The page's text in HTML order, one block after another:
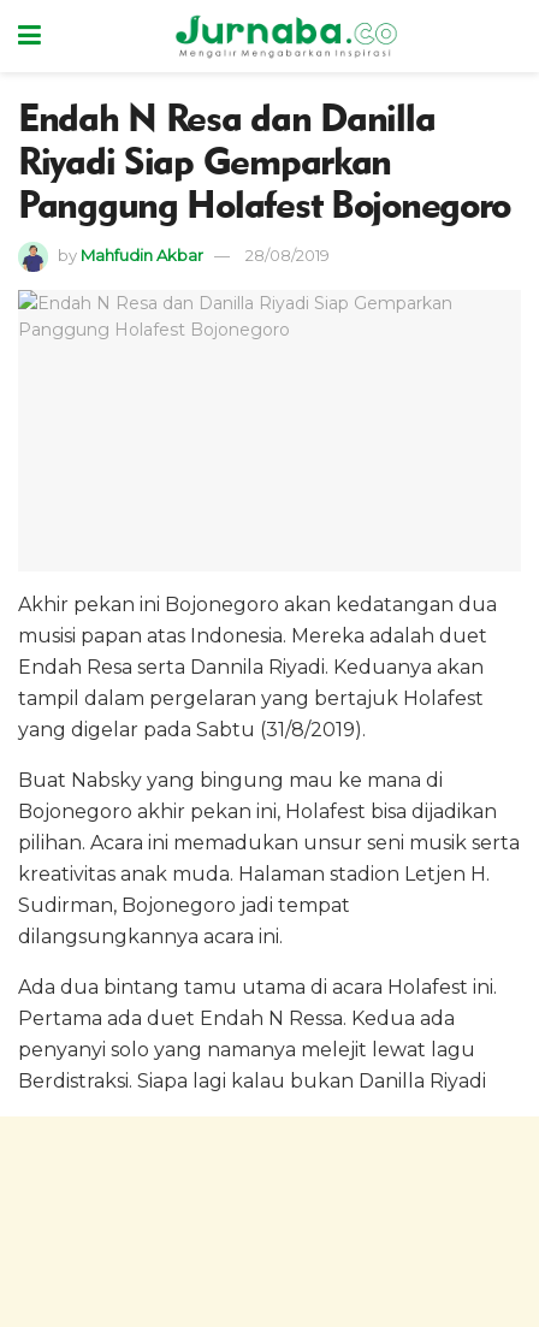
Endah N Resa dan Danilla
Riyadi Siap Gemparkan
Panggung Holafest Bojonegoro
by Mahfudin Akbar 28/08/2019
Akhir pekan ini Bojonegoro akan kedatangan dua
musisi papan atas Indonesia. Mereka adalah duet
Endah Resa serta Dannila Riyadi. Keduanya akan
tampil dalam pergelaran yang bertajuk Holafest
yang digelar pada Sabtu (31/8/2019).
Buat Nabsky yang bingung mau ke mana di
Bojonegoro akhir pekan ini, Holafest bisa dijadikan
pilihan. Acara ini memadukan unsur seni musik serta
kreativitas anak muda. Halaman stadion Letjen H.
Sudirman, Bojonegoro jadi tempat
dilangsungkannya acara ini.
Ada dua bintang tamu utama di acara Holafest ini.
Pertama ada duet Endah N Ressa. Kedua ada
penyanyi solo yang namanya melejit lewat lagu
Berdistraksi. Siapa lagi kalau bukan Danilla Riyadi